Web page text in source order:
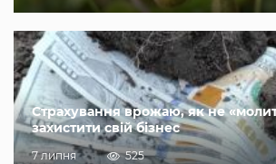
Страхування врожаю, як не
захистити свій бізнес
7 липня 525